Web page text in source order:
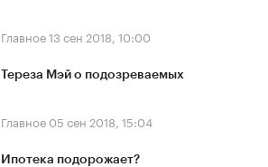
Главное13 сен 2018, 10:00
Тереза Мэй о подозреваемых
Главное 05 сен 2018, 15:04
Ипотека подорожает?